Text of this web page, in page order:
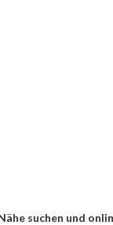
suchen und